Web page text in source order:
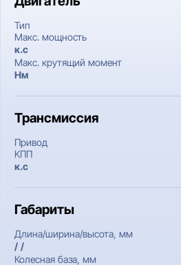
Тип
Макс. мощность
к.c
Макс. крутящий момент
Нм
Трансмиссия
Привод
КПП
к.c
Габариты
Длина/ширина/высота, мм
/ /
Колесная база, мм